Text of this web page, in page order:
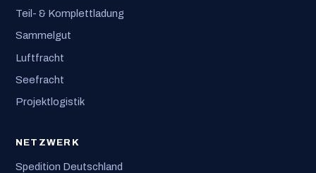
Teil- & Komplettladung
Sammelgut
Luftfracht
Seefracht
Projektlogistik
NETZWERK
Spedition Deutschland